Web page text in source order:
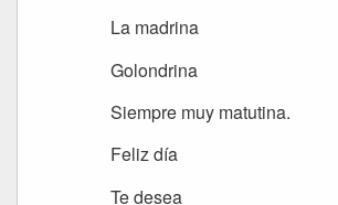
La madrina
Golondrina
Siempre muy matutina.
Feliz día
Te desea